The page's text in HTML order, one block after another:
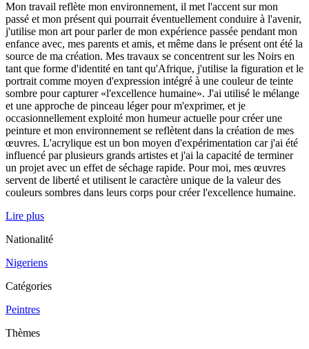
Mon travail reflète mon environnement, il met l'accent sur mon
passé et mon présent qui pourrait éventuellement conduire à l'avenir,
j'utilise mon art pour parler de mon expérience passée pendant mon
enfance avec, mes parents et amis, et même dans le présent ont été la
source de ma création. Mes travaux se concentrent sur les Noirs en
tant que forme d'identité en tant qu'Afrique, j'utilise la figuration et le
portrait comme moyen d'expression intégré à une couleur de teinte
sombre pour capturer «l'excellence humaine». J'ai utilisé le mélange
et une approche de pinceau léger pour m'exprimer, et je
occasionnellement exploité mon humeur actuelle pour créer une
peinture et mon environnement se reflètent dans la création de mes
œuvres. L'acrylique est un bon moyen d'expérimentation car j'ai été
influencé par plusieurs grands artistes et j'ai la capacité de terminer
un projet avec un effet de séchage rapide. Pour moi, mes œuvres
servent de liberté et utilisent le caractère unique de la valeur des
couleurs sombres dans leurs corps pour créer l'excellence humaine.
Lire plus
Nationalité
Nigeriens
Catégories
Peintres
Thèmes